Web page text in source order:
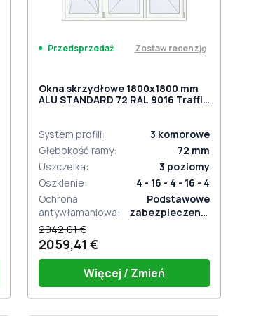
Przedsprzedaż Zostaw recenzję
Okna skrzydłowe 1800x1800 mm
ALU STANDARD 72 RAL 9016 Traffic
System profili: 3 komorowe
Głębokość ramy: 72 mm
Uszczelka: 3 poziomy
Oszklenie:
4 - 16 - 4 - 16 - 4
Ochrona
antywłamaniowa:
Podstawowe
zabezpieczenie
2942,01 €
2059,41 €
Więcej / Zmień